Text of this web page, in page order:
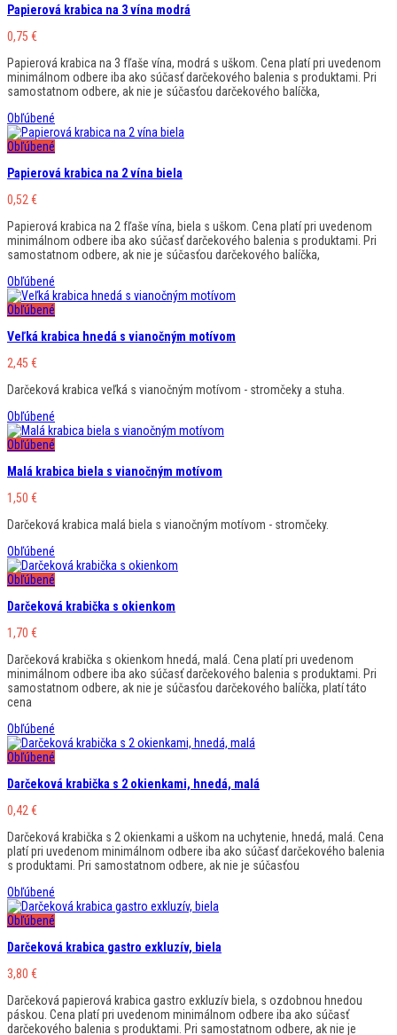
Papierová krabica na 3 vína modrá
0,75 €
Papierová krabica na 3 fľaše vína, modrá s uškom. Cena platí pri uvedenom
minimálnom odbere iba ako súčasť darčekového balenia s produktami. Pri
samostatnom odbere, ak nie je súčasťou darčekového balíčka,
Obľúbené
Obľúbené
Papierová krabica na 2 vína biela
0,52 €
Papierová krabica na 2 fľaše vína, biela s uškom. Cena platí pri uvedenom
minimálnom odbere iba ako súčasť darčekového balenia s produktami. Pri
samostatnom odbere, ak nie je súčasťou darčekového balíčka,
Obľúbené
Obľúbené
Veľká krabica hnedá s vianočným motívom
2,45 €
Darčeková krabica veľká s vianočným motívom - stromčeky a stuha.
Obľúbené
Obľúbené
Malá krabica biela s vianočným motívom
1,50 €
Darčeková krabica malá biela s vianočným motívom - stromčeky.
Obľúbené
Obľúbené
Darčeková krabička s okienkom
1,70 €
Darčeková krabička s okienkom hnedá, malá. Cena platí pri uvedenom
minimálnom odbere iba ako súčasť darčekového balenia s produktami. Pri
samostatnom odbere, ak nie je súčasťou darčekového balíčka, platí táto
cena
Obľúbené
Obľúbené
Darčeková krabička s 2 okienkami, hnedá, malá
0,42 €
Darčeková krabička s 2 okienkami a uškom na uchytenie, hnedá, malá. Cena
platí pri uvedenom minimálnom odbere iba ako súčasť darčekového balenia
s produktami. Pri samostatnom odbere, ak nie je súčasťou
Obľúbené
Obľúbené
Darčeková krabica gastro exkluzív, biela
3,80 €
Darčeková papierová krabica gastro exkluzív biela, s ozdobnou hnedou
páskou. Cena platí pri uvedenom minimálnom odbere iba ako súčasť
darčekového balenia s produktami. Pri samostatnom odbere, ak nie je